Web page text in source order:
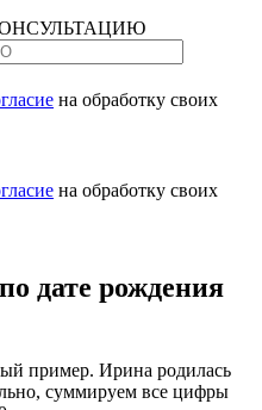
на обработку своих
на обработку своих
дате рождения
пример. Ирина родилась
суммируем все цифры